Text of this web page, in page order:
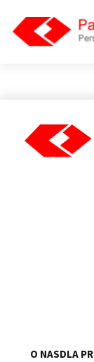
O NASDLA